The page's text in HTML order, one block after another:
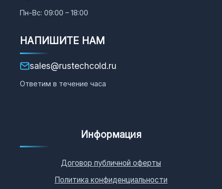
Пн-Вс: 09:00 – 18:00
НАПИШИТЕ НАМ
sales@rustechcold.ru
Ответим в течение часа
Информация
Договор публичной оферты
Политика конфиденциальности